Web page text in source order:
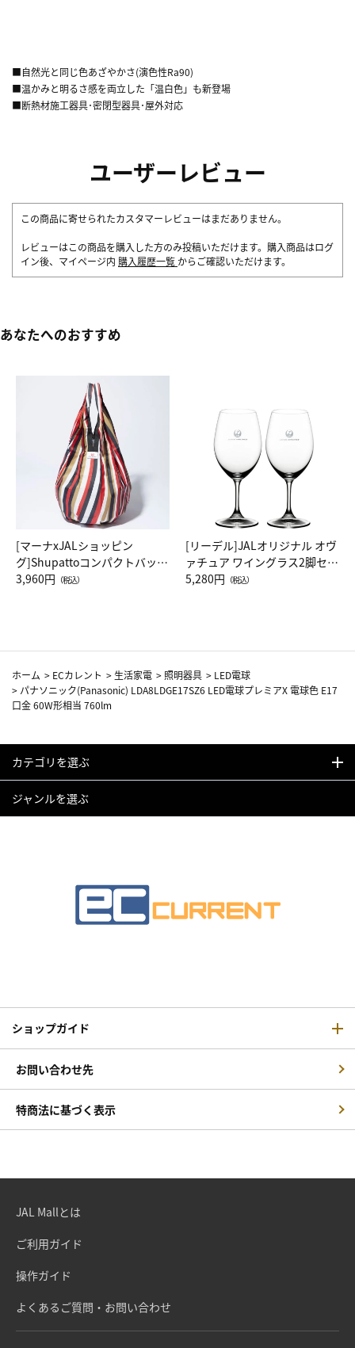
■自然光と同じ色あざやかさ(演色性Ra90)
■温かみと明るさ感を両立した「温白色」も新登場
■断熱材施工器具･密閉型器具･屋外対応
ユーザーレビュー
この商品に寄せられたカスタマーレビューはまだありません。
レビューはこの商品を購入した方のみ投稿いただけます。購入商品はログ
イン後、マイページ内 購入履歴一覧 からご確認いただけます。
あなたへのおすすめ
[マーナxJALショッピン
グ]Shupattoコンパクトバッグ
Drop JAL客室乗務員（LC）ス
3,960円 （税込）
[リーデル]JALオリジナル オヴ
ァチュア ワイングラス2脚セッ
ト（レッドワイン）
5,280円 （税込）
ホーム > ECカレント > 生活家電 > 照明器具 > LED電球
> パナソニック(Panasonic) LDA8LDGE17SZ6 LED電球プレミアX 電球色 E17
口金 60W形相当 760lm
カテゴリを選ぶ
ジャンルを選ぶ
ショップガイド
お問い合わせ先
特商法に基づく表示
JAL Mallとは
ご利用ガイド
操作ガイド
よくあるご質問・お問い合わせ